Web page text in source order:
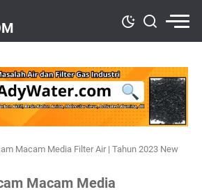
Macam Media Filter Air | Tahun 2023 New
Macam Media